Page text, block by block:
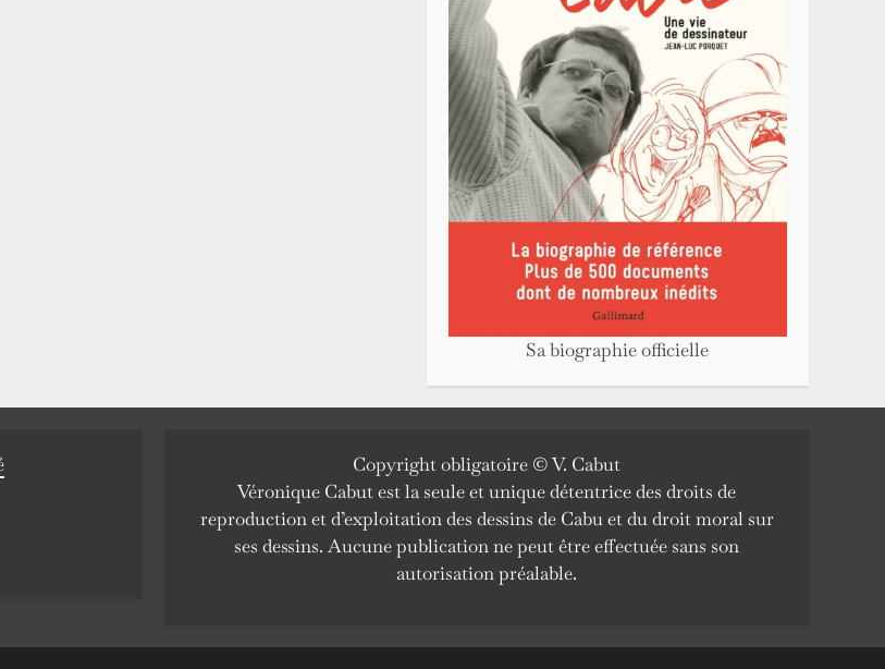
Sa biographie officielle
Copyright obligatoire © V. Cabut
Véronique Cabut est la seule et unique détentrice des droits de
reproduction et d’exploitation des dessins de Cabu et du droit moral sur
ses dessins. Aucune publication ne peut être effectuée sans son
autorisation préalable.